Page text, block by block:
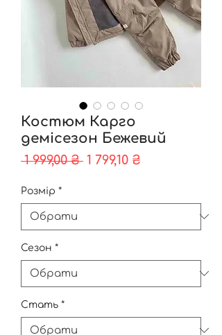
Костюм Карго
демісезон Бежевий
1 999,00 ₴ Звичайна
1 799,10 ₴
Розмір *
Сезон *
Стать *